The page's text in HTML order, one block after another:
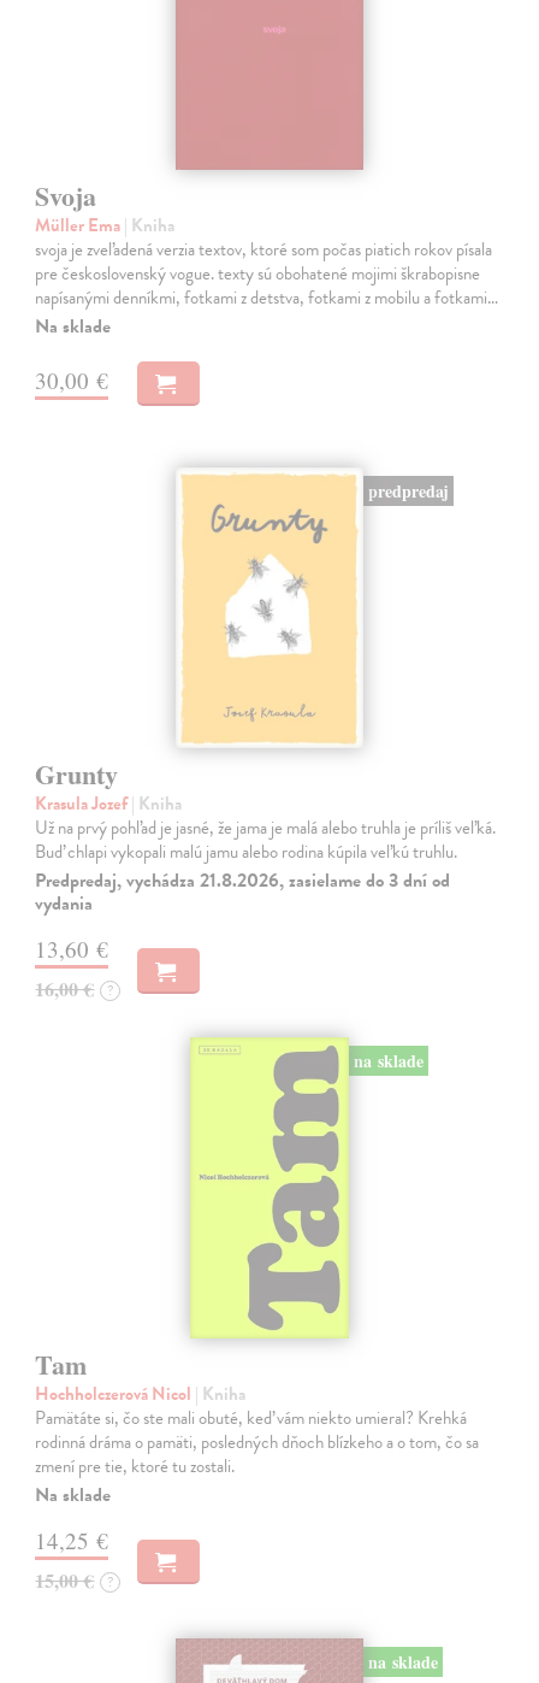
Svoja
Müller Ema| Kniha
svoja je zveľadená verzia textov, ktoré som počas piatich rokov písala
pre československý vogue. texty sú obohatené mojimi škrabopisne
napísanými denníkmi, fotkami z detstva, fotkami z mobilu a fotkami…
Na sklade
30,00 €
predpredaj
Grunty
Krasula Jozef| Kniha
Už na prvý pohľad je jasné, že jama je malá alebo truhla je príliš veľká.
Buď chlapi vykopali malú jamu alebo rodina kúpila veľkú truhlu.
Predpredaj, vychádza 21.8.2026, zasielame do 3 dní od
vydania
13,60 €
16,00 € ?
na sklade
Tam
Hochholczerová Nicol | Kniha
Pamätáte si, čo ste mali obuté, keď vám niekto umieral? Krehká
rodinná dráma o pamäti, posledných dňoch blízkeho a o tom, čo sa
zmení pre tie, ktoré tu zostali.
Na sklade
14,25 €
15,00 € ?
na sklade